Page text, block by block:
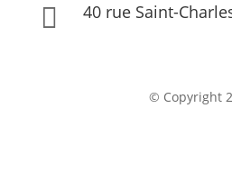
 40 rue Saint-
© Copyright